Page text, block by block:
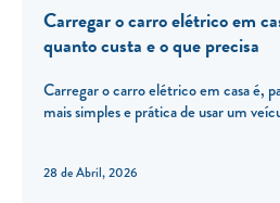
Carregar o carro elétrico em
quanto custa e o que precisa
Carregar o carro elétrico em casa é,
mais simples e prática de usar um
28 de Abril, 2026